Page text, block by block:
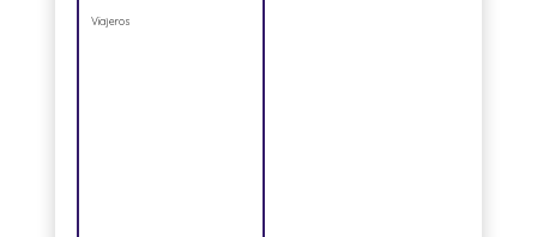
Viajeros